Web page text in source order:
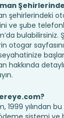
şehirlerindeki
ve şube
bulabilirsiniz.
otogar
hakkında
1999 yılından